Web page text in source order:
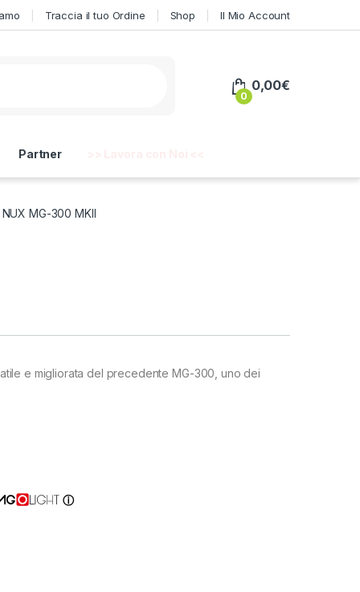
Traccia il tuo Ordine Shop Il Mio Account
0
0,00€
Partner
NUX MG-300 MKII
e migliorata del precedente MG-300, uno dei
ⓘ